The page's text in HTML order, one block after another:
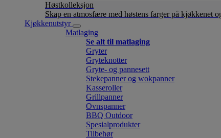
Høstkolleksjon
Skap en atmosfære med høstens farger på kjøkkenet
Kjøkkenutstyr
Matlaging
Se alt til matlaging
Gryter
Gryteknotter
Gryte- og pannesett
Stekepanner og wokpanner
Kasseroller
Grillpanner
Ovnspanner
BBQ Outdoor
Spesialprodukter
Tilbehør